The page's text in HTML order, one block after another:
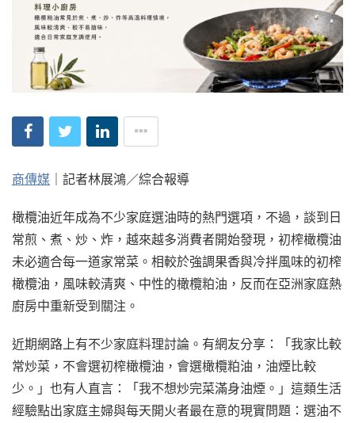
商傳媒 ｜記者林展鴻／綜合報導
橄欖油近年成為不少家庭選油時的熱門選項，不過，談到日
常煎、煮、炒、炸，越來越多消費者開始發現，初榨橄欖油
未必適合每一道家常菜。相較於強調果香與冷拌風味的初榨
橄欖油，風味較清爽、中性的橄欖粕油，反而在亞洲家庭熱
廚房中重新受到關注。
近期網路上有不少家庭料理討論。有網友分享：「我家比較
常炒菜，不會選初榨橄欖油，會選橄欖粕油，油煙比較
少。」也有人直言：「我不想炒完菜滿身油煙。」這類生活
經驗點出家庭主婦與每天開火者最在意的現實問題：選油不